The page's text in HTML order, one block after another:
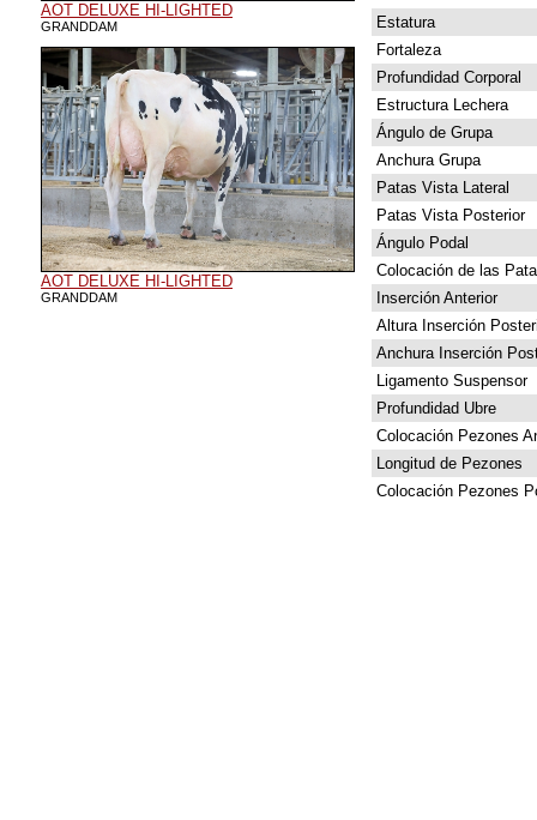
AOT DELUXE HI-LIGHTED
GRANDDAM
AOT DELUXE HI-LIGHTED
GRANDDAM
Estatura
Fortaleza
Profundidad Corporal
Estructura Lechera
Ángulo de Grupa
Anchura Grupa
Patas Vista Lateral
Patas Vista Posterior
Ángulo Podal
Colocación de las
Inserción Anterior
Altura Inserción
Anchura Inserción
Ligamento Suspensor
Profundidad Ubre
Colocación Pezones
Longitud de Pezones
Colocación Pezones